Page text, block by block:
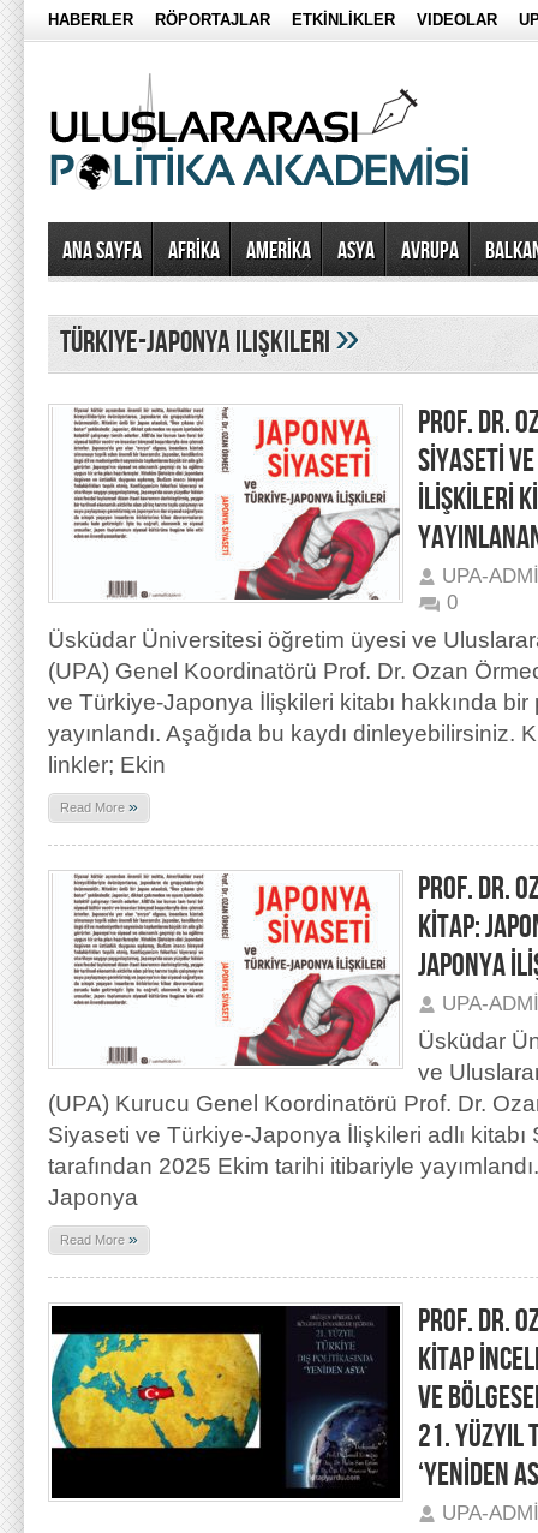
HABERLER RÖPORTAJLAR ETKİNLİKLER VIDEOLAR
Ana Sayfa AFRİKA AMERİKA ASYA AVRUPA
türkiye-japonya ilişkileri»
PROF. DR.
SİYASETİ
İLİŞKİLERİ
UPA-
0
Üsküdar Üniversitesi öğretim üyesi ve
(UPA) Genel Koordinatörü Prof. Dr. Ozan
ve Türkiye-Japonya İlişkileri kitabı hakkında bir
yayınlandı. Aşağıda bu kaydı dinleyebilirsiniz.
linkler; Ekin
Read More »
PROF. DR.
KİTAP:
JAPONYA
UPA-
Üsküdar
ve
(UPA) Kurucu Genel Koordinatörü Prof. Dr.
Siyaseti ve Türkiye-Japonya İlişkileri adlı kitabı
tarafından 2025 Ekim tarihi itibariyle
Japonya
Read More »
PROF. DR.
KİTAP
VE
21. YÜZYIL
‘YENİDEN
UPA-